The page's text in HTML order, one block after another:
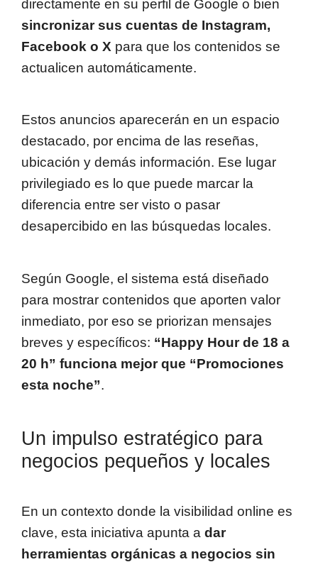
directamente en su perfil de Google o bien
sincronizar sus cuentas de Instagram,
Facebook o X para que los contenidos se
actualicen automáticamente.
Estos anuncios aparecerán en un espacio
destacado, por encima de las reseñas,
ubicación y demás información. Ese lugar
privilegiado es lo que puede marcar la
diferencia entre ser visto o pasar
desapercibido en las búsquedas locales.
Según Google, el sistema está diseñado
para mostrar contenidos que aporten valor
inmediato, por eso se priorizan mensajes
breves y específicos: “Happy Hour de 18 a
20 h” funciona mejor que “Promociones
esta noche”.
Un impulso estratégico para
negocios pequeños y locales
En un contexto donde la visibilidad online es
clave, esta iniciativa apunta a dar
herramientas orgánicas a negocios sin